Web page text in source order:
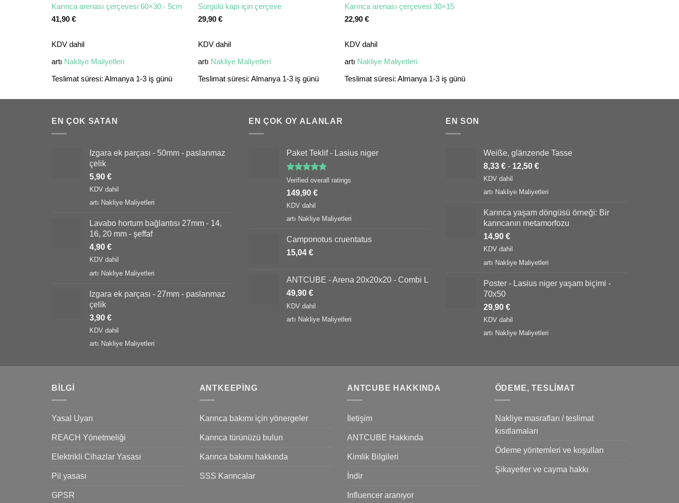
Karınca arenası çerçevesi 60×30 - 5cm
41,90 €
KDV dahil
artı Nakliye Maliyetleri
Teslimat süresi: Almanya 1-3 iş günü
Sürgülü kapı için çerçeve
29,90 €
KDV dahil
artı Nakliye Maliyetleri
Teslimat süresi: Almanya 1-3 iş günü
Karınca arenası çerçevesi 30×15
22,90 €
KDV dahil
artı Nakliye Maliyetleri
Teslimat süresi: Almanya 1-3 iş günü
EN ÇOK SATAN
Izgara ek parçası - 50mm - paslanmaz
çelik
5,90 €
KDV dahil
artı Nakliye Maliyetleri
Lavabo hortum bağlantısı 27mm - 14,
16, 20 mm - şeffaf
4,90 €
KDV dahil
artı Nakliye Maliyetleri
Izgara ek parçası - 27mm - paslanmaz
çelik
3,90 €
KDV dahil
artı Nakliye Maliyetleri
EN ÇOK OY ALANLAR
Paket Teklif - Lasius niger
5 üzerinden
aldı
Verified overall ratings
149,90 €
KDV dahil
artı Nakliye Maliyetleri
Camponotus cruentatus
15,04 €
ANTCUBE - Arena 20x20x20 - Combi L
49,90 €
KDV dahil
artı Nakliye Maliyetleri
EN SON
Weiße, glänzende Tasse
8,33 € - 12,50 €
KDV dahil
artı Nakliye Maliyetleri
Karınca yaşam döngüsü örneği: Bir
karıncanın metamorfozu
14,90 €
KDV dahil
artı Nakliye Maliyetleri
Poster - Lasius niger yaşam biçimi -
70x50
29,90 €
KDV dahil
artı Nakliye Maliyetleri
BILGI
Yasal Uyarı
REACH Yönetmeliği
Elektrikli Cihazlar Yasası
Pil yasası
GPSR
ANTKEEPING
Karınca bakımı için yönergeler
Karınca türünüzü bulun
Karınca bakımı hakkında
SSS Karıncalar
ANTCUBE HAKKINDA
İletişim
ANTCUBE Hakkında
Kimlik Bilgileri
İndir
Influencer aranıyor
ÖDEME, TESLIMAT
Nakliye masrafları / teslimat
kısıtlamaları
Ödeme yöntemleri ve koşulları
Şikayetler ve cayma hakkı